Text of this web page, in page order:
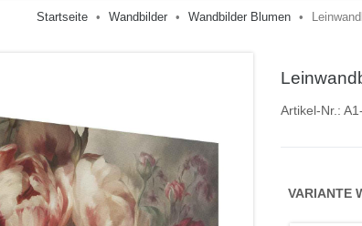
Startseite Wandbilder Wandbilder Blumen
Artikel-Nr.:
VARIANTE